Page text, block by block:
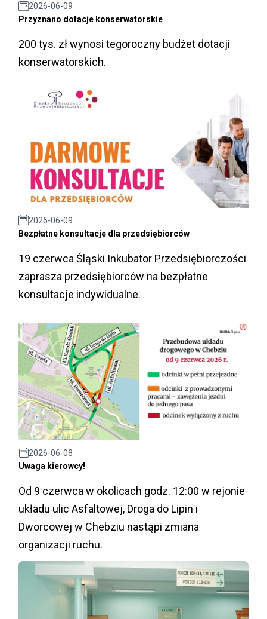
2026-06-09
Przyznano dotacje konserwatorskie
200 tys. zł wynosi tegoroczny budżet dotacji
konserwatorskich.
2026-06-09
Bezpłatne konsultacje dla przedsiębiorców
19 czerwca Śląski Inkubator Przedsiębiorczości
zaprasza przedsiębiorców na bezpłatne
konsultacje indywidualne.
2026-06-08
Uwaga kierowcy!
Od 9 czerwca w okolicach godz. 12:00 w rejonie
układu ulic Asfaltowej, Droga do Lipin i
Dworcowej w Chebziu nastąpi zmiana
organizacji ruchu.